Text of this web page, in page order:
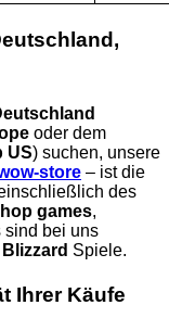
oder dem
US) suchen, unsere
store – ist die
des
games,
sind bei uns
Blizzard Spiele.
Ihrer Käufe